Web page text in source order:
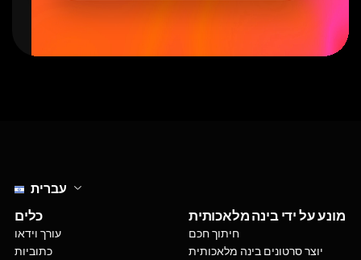
עברית
כלים
עורך וידאו
כתוביות
מונע על ידי בינה מלאכותית
חיתוך חכם
יוצר סרטונים בינה מלאכותית